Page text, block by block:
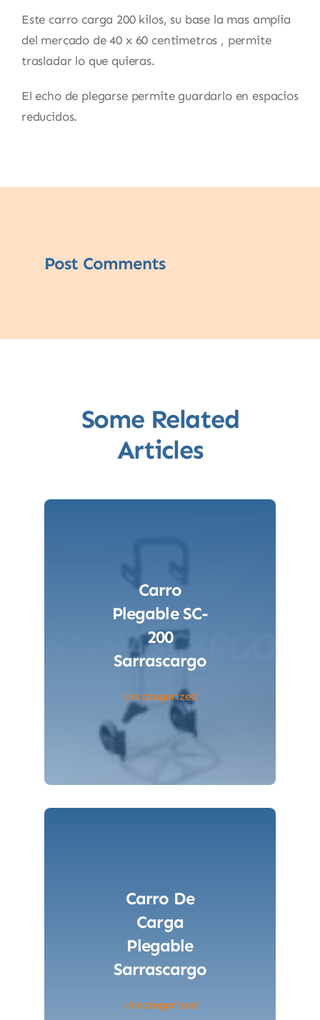
Este carro carga 200 kilos, su base la mas amplia
del mercado de 40 x 60 centimetros , permite
trasladar lo que quieras.
El echo de plegarse permite guardarlo en espacios
reducidos.
Post Comments
Some Related
Articles
Carro
Plegable SC-
200
Sarrascargo
Uncategorized
Carro De
Carga
Plegable
Sarrascargo
Uncategorized